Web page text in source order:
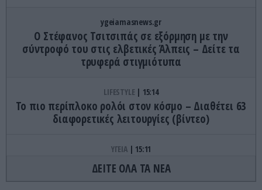
ygeiamasnews.gr
Ο Στέφανος Τσιτσιπάς σε εξόρμηση με την
σύντροφό του στις ελβετικές Άλπεις – Δείτε τα
τρυφερά στιγμιότυπα
LIFESTYLE 15:14
Το πιο περίπλοκο ρολόι στον κόσμο – Διαθέτει 63
διαφορετικές λειτουργίες (βίντεο)
ΥΓΕΙΑ 15:11
Καλοκαίρι και αλλεργίες: Ποια συμπτώματα
χρειάζονται προσοχή
ΔΕΙΤΕ ΟΛΑ ΤΑ ΝΕΑ